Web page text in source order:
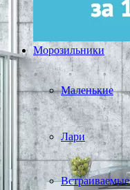
Морозильники
Маленькие
Лари
Встраиваемые